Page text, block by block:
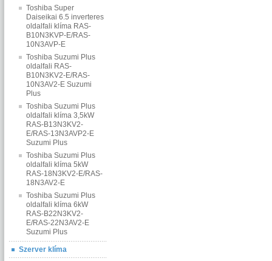
Toshiba Super
Daiseikai 6.5 inverteres
oldalfali klíma RAS-
B10N3KVP-E/RAS-
10N3AVP-E
Toshiba Suzumi Plus
oldalfali RAS-
B10N3KV2-E/RAS-
10N3AV2-E Suzumi
Plus
Toshiba Suzumi Plus
oldalfali klíma 3,5kW
RAS-B13N3KV2-
E/RAS-13N3AVP2-E
Suzumi Plus
Toshiba Suzumi Plus
oldalfali klíma 5kW
RAS-18N3KV2-E/RAS-
18N3AV2-E
Toshiba Suzumi Plus
oldalfali klíma 6kW
RAS-B22N3KV2-
E/RAS-22N3AV2-E
Suzumi Plus
Szerver klíma